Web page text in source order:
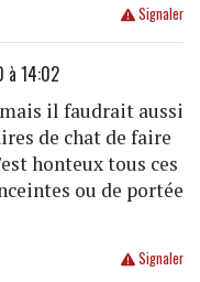
Signaler
14:02
il faudrait aussi
de chat de faire
honteux tous ces
ou de portée
Signaler